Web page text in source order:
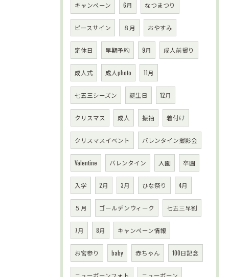
キャンペーン 6月 なつまつり
ピースサイン ８月 おやすみ
定休日 早期予約 9月 成人前撮り
成人式 成人photo 11月
七五三シーズン 誕生日 12月
クリスマス 成人 振袖 着付け
クリスマスイベント バレンタイン撮影会
Valentine バレンタイン 入園 卒園
入学 2月 3月 ひな祭り 4月
５月 ゴールデンウィーク 七五三早割
7月 8月 キャンペーン情報
お宮参り baby 赤ちゃん 100日記念
ニューボーンフォト ニューボーン